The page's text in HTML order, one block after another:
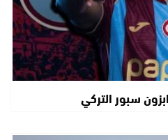
سبور التركي